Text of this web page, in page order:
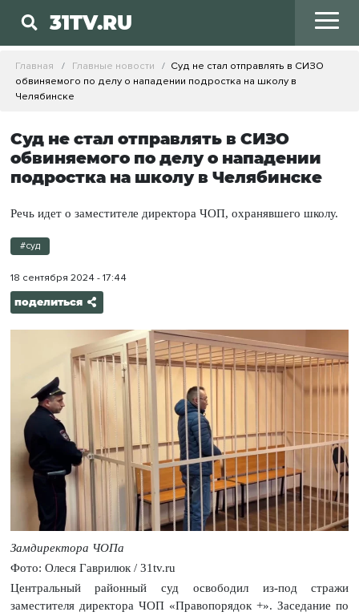
31TV.RU
Главная Главные новости
Суд не стал отправлять в СИЗО
обвиняемого по делу о нападении подростка на школу в
Челябинске
Суд не стал отправлять в СИЗО
обвиняемого по делу о нападении
подростка на школу в Челябинске
Речь идет о заместителе директора ЧОП, охранявшего школу.
#суд
18 сентября 2024 - 17:44
поделиться
Замдиректора ЧОПа
Фото: Олеся Гаврилюк / 31tv.ru
Центральный районный суд освободил из-под стражи
заместителя директора ЧОП «Правопорядок +». Заседание по